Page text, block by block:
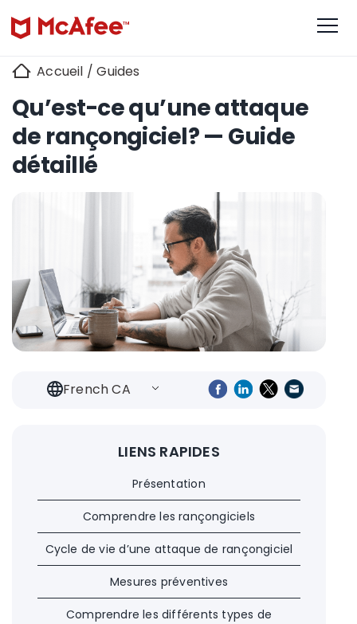
Accueil /Guides
Qu’est-ce qu’une attaque
de rançongiciel? — Guide
détaillé
French CA
LIENS RAPIDES
Présentation
Comprendre les rançongiciels
Cycle de vie d’une attaque de rançongiciel
Mesures préventives
Comprendre les différents types de